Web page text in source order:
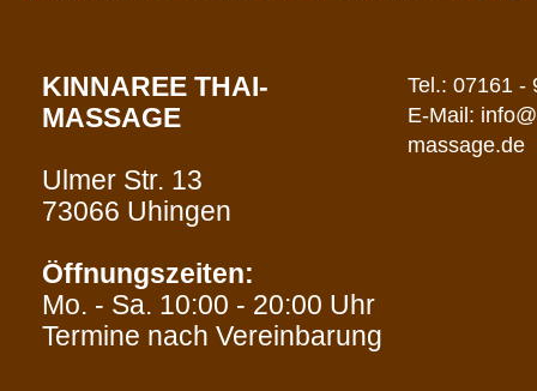
KINNAREE THAI-
MASSAGE
Ulmer Str. 13
73066 Uhingen
Öffnungszeiten:
Mo. - Sa. 10:00 - 20:00 Uhr
Termine nach Vereinbarung
Tel.: 07161 -
E-Mail:
massage.de